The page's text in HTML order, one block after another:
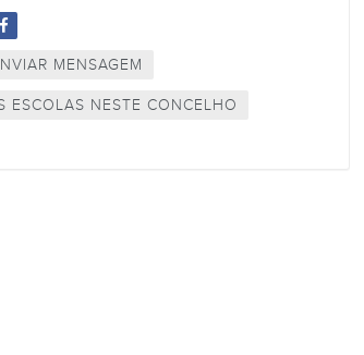
MENSAGEM
ESCOLAS NESTE CONCELHO